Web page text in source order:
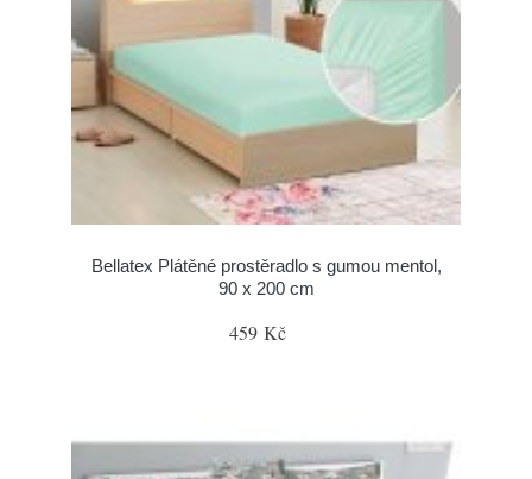
Bellatex Plátěné prostěradlo s gumou mentol,
90 x 200 cm
459 Kč